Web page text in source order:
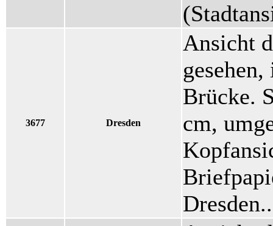
3677 Dresden
Ansicht
Brücke.
cm,